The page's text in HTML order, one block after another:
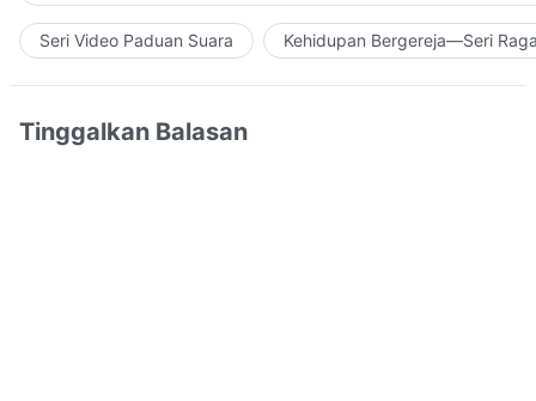
Seri Video Paduan Suara Kehidupan Bergereja—Seri
Tinggalkan Balasan